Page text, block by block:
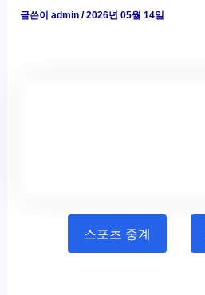
글쓴이admin/2026년 05월 14일
스포츠 중계